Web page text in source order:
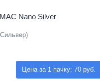
Nano Silver
Цена за 1 пачку: 70 руб.